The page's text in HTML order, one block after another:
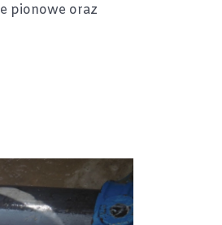
pionowe oraz